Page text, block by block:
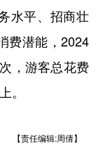
水平、招商壮
费潜能，2024
，游客总花费
。
【责任编辑:周倩】